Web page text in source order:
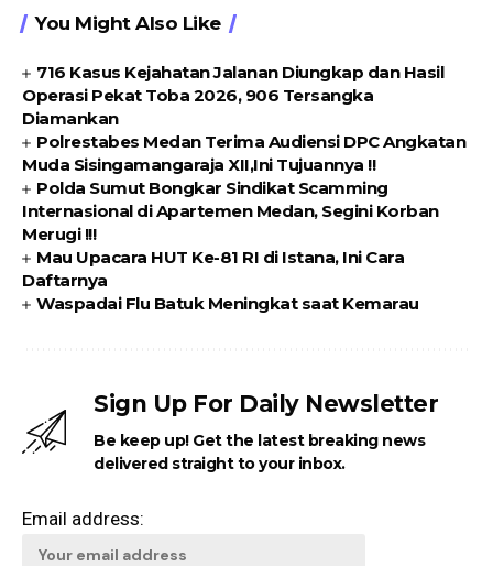
You Might Also Like
716 Kasus Kejahatan Jalanan Diungkap dan Hasil
Operasi Pekat Toba 2026, 906 Tersangka
Diamankan
Polrestabes Medan Terima Audiensi DPC Angkatan
Muda Sisingamangaraja XII,Ini Tujuannya !!
Polda Sumut Bongkar Sindikat Scamming
Internasional di Apartemen Medan, Segini Korban
Merugi !!!
Mau Upacara HUT Ke-81 RI di Istana, Ini Cara
Daftarnya
Waspadai Flu Batuk Meningkat saat Kemarau
Sign Up For Daily Newsletter
Be keep up! Get the latest breaking news
delivered straight to your inbox.
Email address: